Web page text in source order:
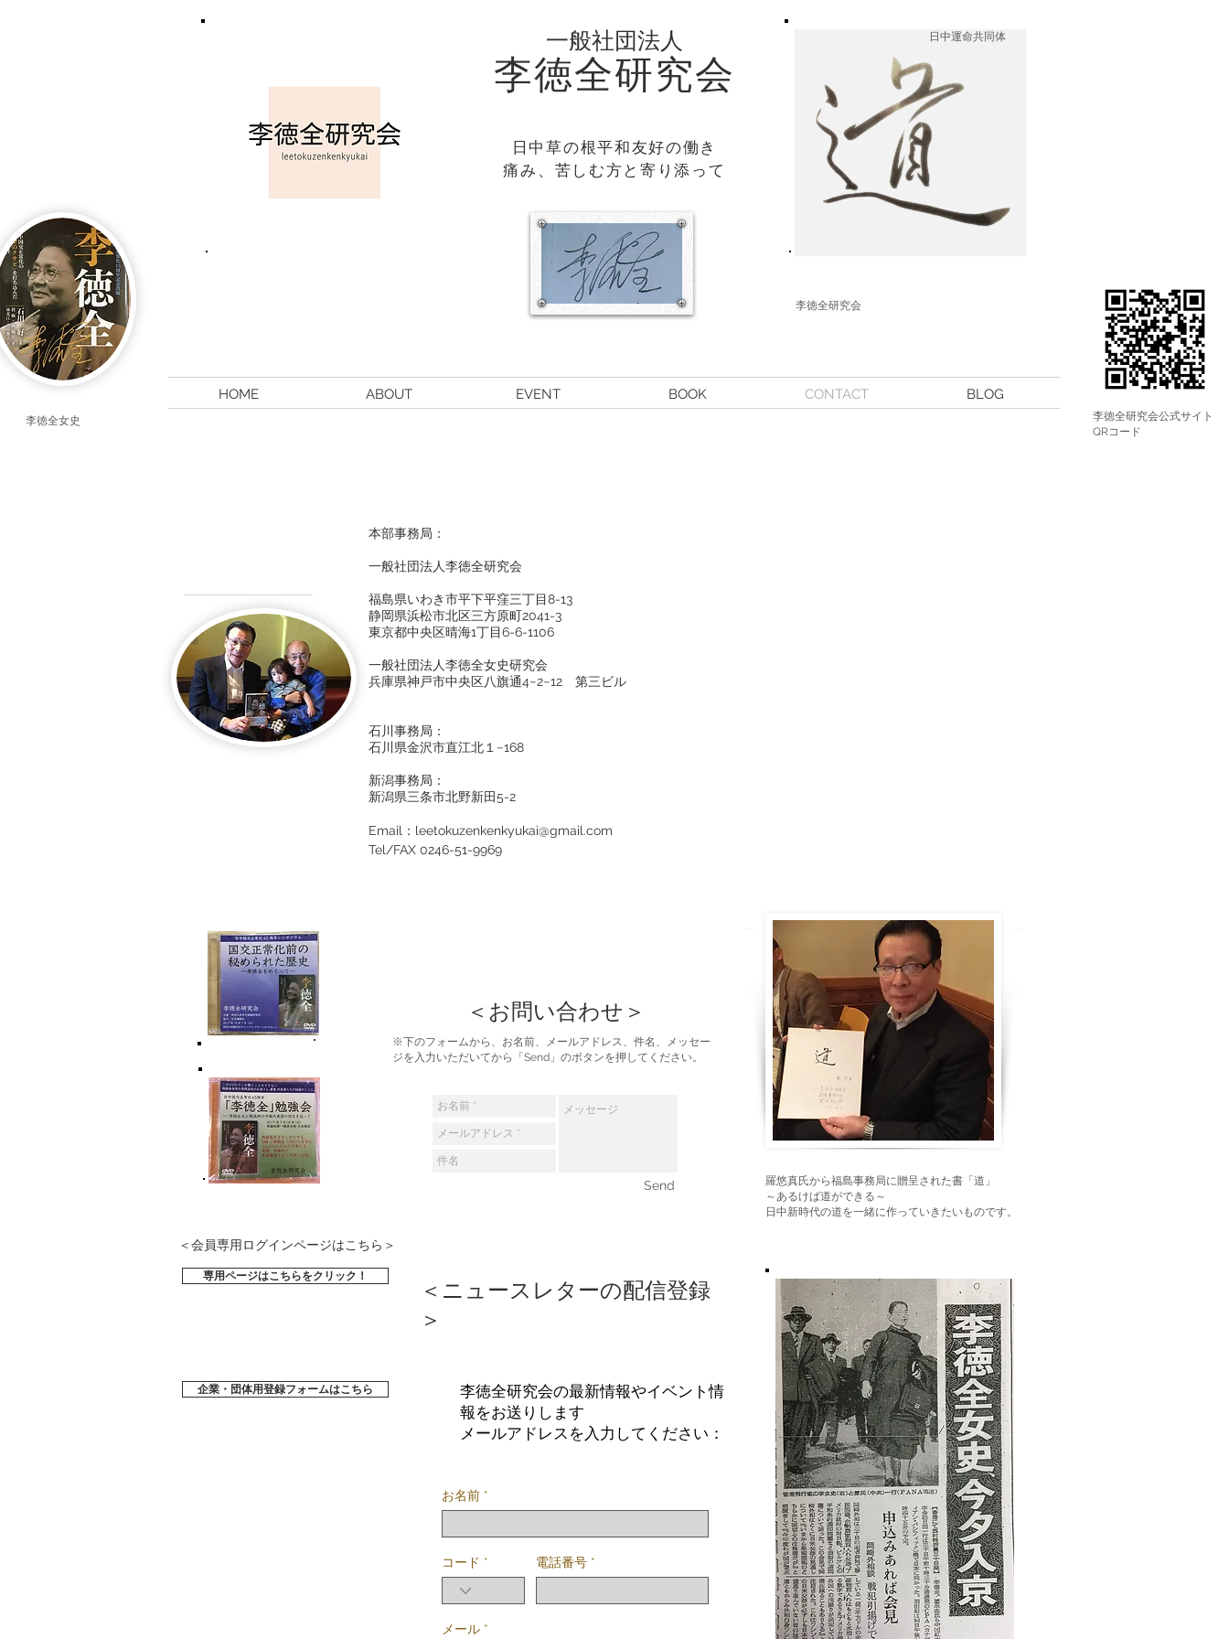
一般社団法人
李徳全研究会
日中草の根平和友好の働き
​痛み、苦しむ方と寄り添って
日中運命共同体
李徳全研究会
HOME ABOUT EVENT BOOK CONTACT BLOG
李徳全女史
李徳全研究会公式サイト
​QRコード
本部事務局：
一般社団法人李徳全研究会
福島県いわき市平下平窪三丁目8-13
静岡県浜松市北区三方原町2041-3
東京都中央区晴海1丁目6-6-1106
一般社団法人李徳全女史研究会
兵庫県神戸市中央区八旗通4−2−12 第三ビル
石川事務局：
石川県金沢市直江北１−168
新潟事務局：
新潟県三条市北野新田5-2
Email： leetokuzenkenkyukai@gmail.com
Tel/FAX 0246-51-9969
＜お問い合わせ＞
※下のフォームから、お名前、メールアドレス、件名、メッセー
ジを入力いただいてから「Send」のボタンを押してください。
Send
羅悠真氏から福島事務局に贈呈された書「道」
～あるけば道ができる～
日中新時代の道を一緒に作っていきたいものです。
＜会員専用ログインページはこちら＞
専用ページはこちらをクリック！
＜ニュースレターの配信登録
＞
企業・団体用登録フォームはこちら
李徳全研究会の最新情報やイベント情
報をお送りします
メールアドレスを入力してください：
お名前
コード 電話番号
メール